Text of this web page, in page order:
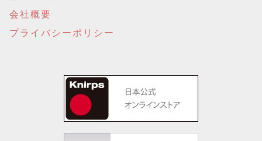
会社概要
プライバシーポリシー